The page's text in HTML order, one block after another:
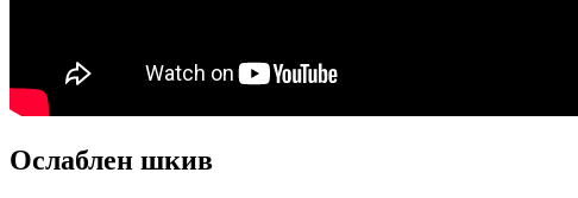
Ослаблен шкив